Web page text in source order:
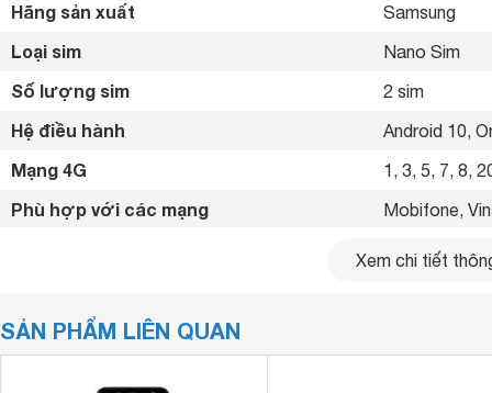
Mặt lưng của Galaxy A02 3GB/32GB không bị đơn điệu
Hãng sản xuất Samsung
Loại sim Nano Sim
Số lượng sim 2 sim
Hệ điều hành Android 10,
Mạng 4G 1, 3, 5, 7, 8,
Phù hợp với các mạng Mobifone,
Có
Trọng lượng
Xem chi tiết
SẢN PHẨM LIÊN QUAN